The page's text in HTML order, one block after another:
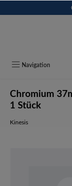
Navigation
Chromium
1 Stück
Kinesis